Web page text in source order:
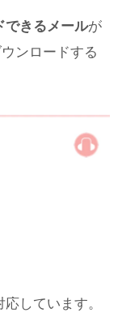
できるメールが
ンロードする
しています。